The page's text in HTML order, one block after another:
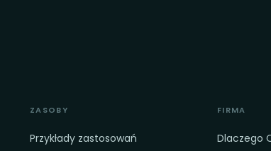
ZASOBY
Przykłady zastosowań
FIRMA
Dlaczego